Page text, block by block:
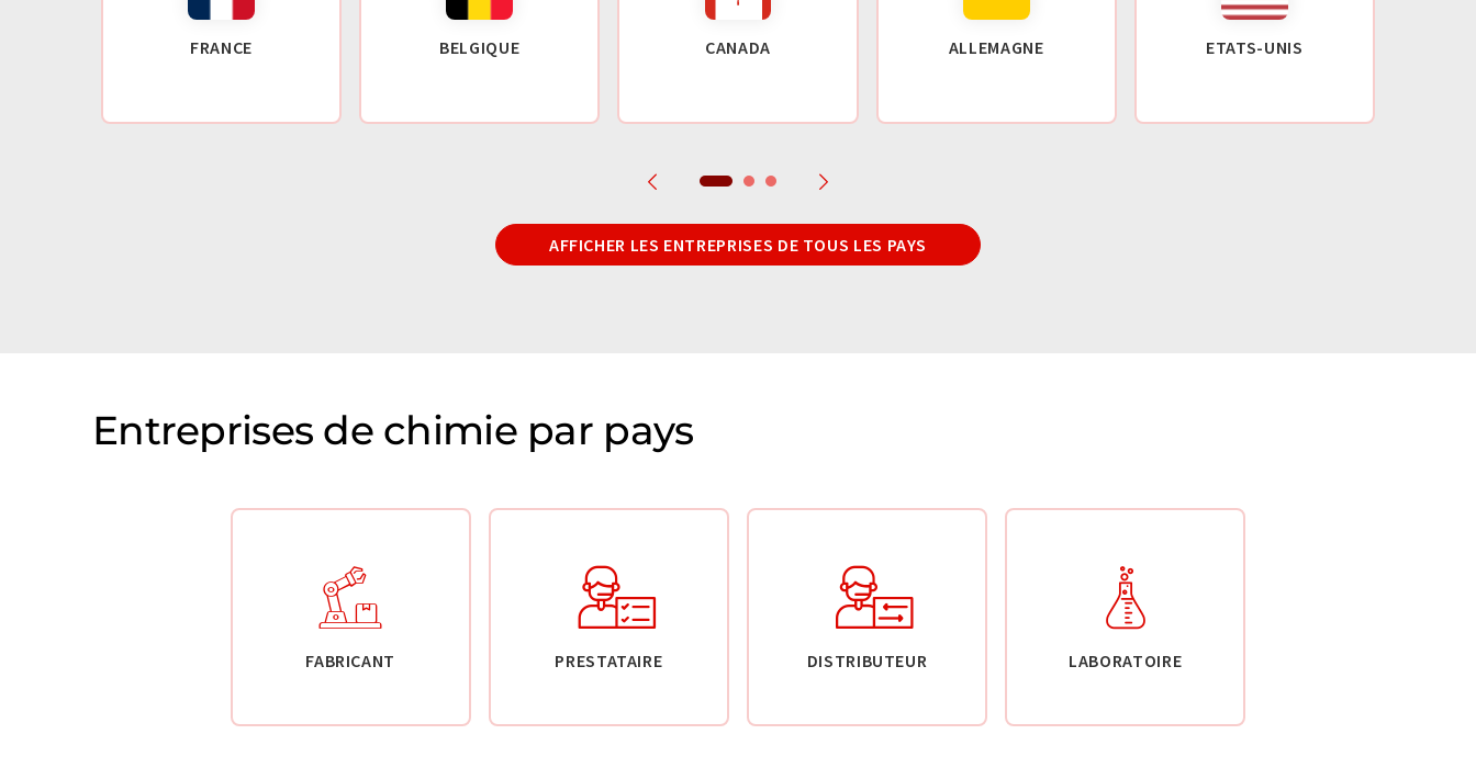
FRANCE BELGIQUE CANADA ALLEMAGNE ETATS-UNIS
AFFICHER LES ENTREPRISES DE TOUS LES PAYS
Entreprises de chimie par pays
FABRICANT PRESTATAIRE DISTRIBUTEUR LABORATOIRE